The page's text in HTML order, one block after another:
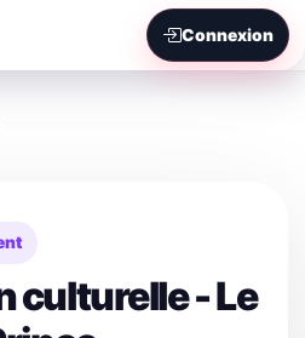
Connexion
culturelle - Le